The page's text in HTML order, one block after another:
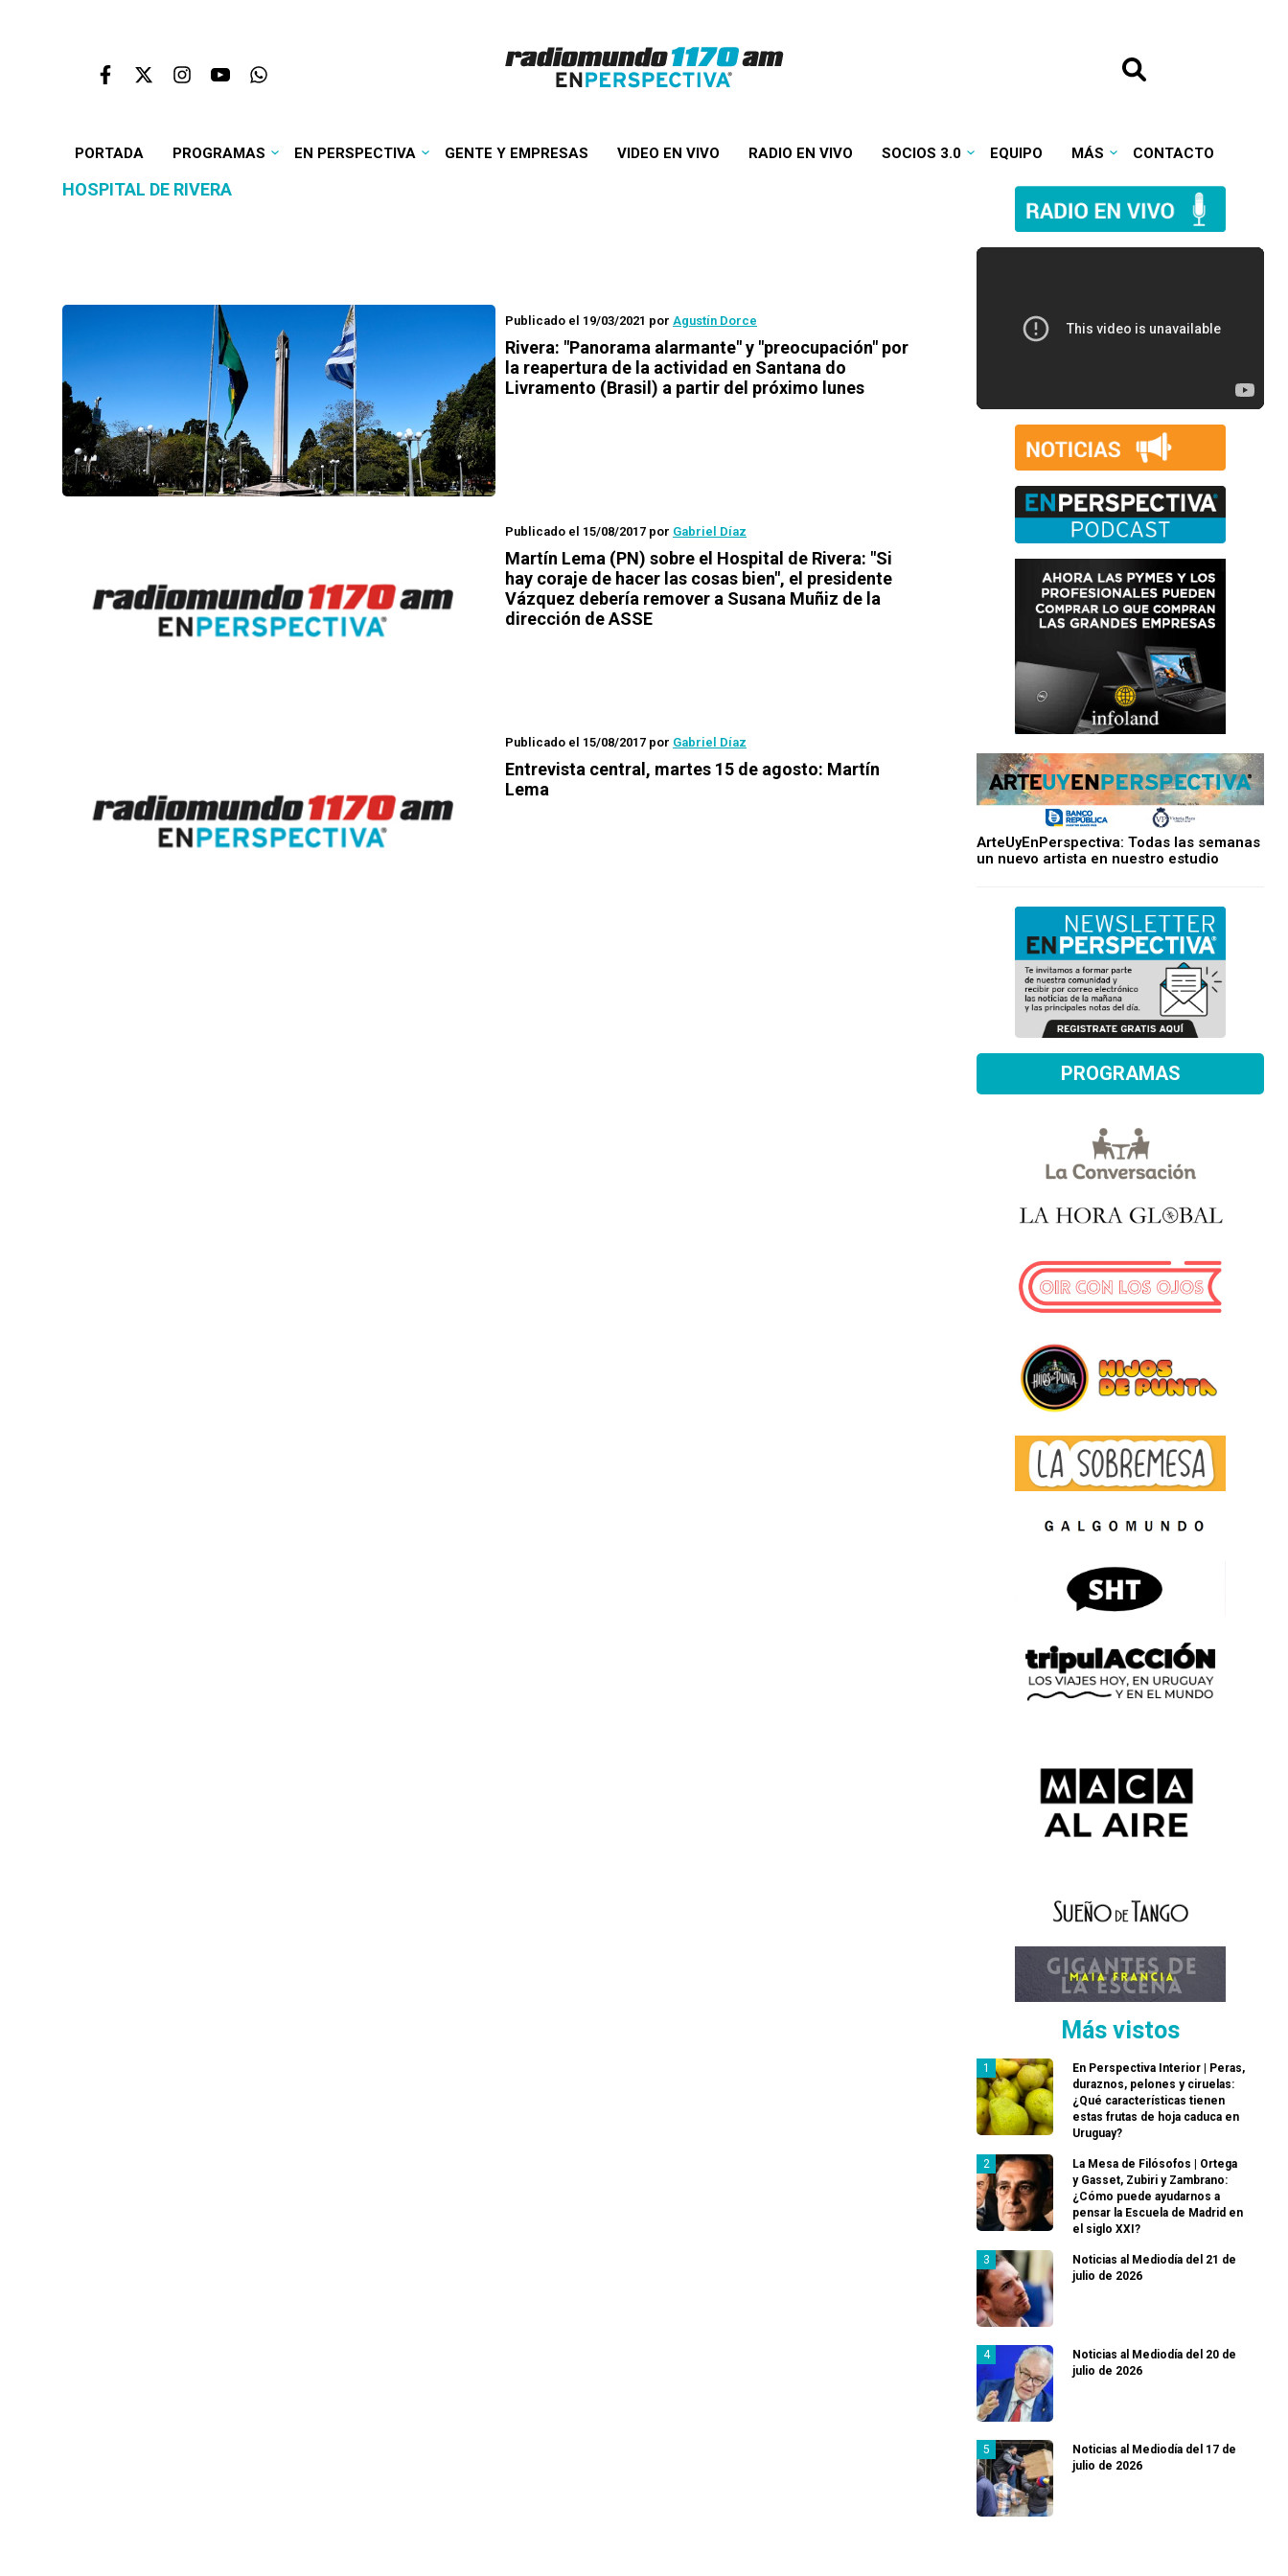
PORTADA PROGRAMAS EN PERSPECTIVA GENTE Y EMPRESAS VIDEO EN VIVO RADIO EN VIVO SOCIOS 3.0 EQUIPO MÁS CONTACTO
HOSPITAL DE RIVERA
Publicado el 19/03/2021 por Agustín Dorce
Rivera: "Panorama alarmante" y "preocupación" por
la reapertura de la actividad en Santana do
Livramento (Brasil) a partir del próximo lunes
Publicado el 15/08/2017 por Gabriel Díaz
Martín Lema (PN) sobre el Hospital de Rivera: "Si
hay coraje de hacer las cosas bien", el presidente
Vázquez debería remover a Susana Muñiz de la
dirección de ASSE
Publicado el 15/08/2017 por Gabriel Díaz
Entrevista central, martes 15 de agosto: Martín
Lema
ArteUyEnPerspectiva: Todas las semanas
un nuevo artista en nuestro estudio
PROGRAMAS
Más vistos
En Perspectiva Interior | Peras,
duraznos, pelones y ciruelas:
¿Qué características tienen
estas frutas de hoja caduca en
Uruguay?
La Mesa de Filósofos | Ortega
y Gasset, Zubiri y Zambrano:
¿Cómo puede ayudarnos a
pensar la Escuela de Madrid en
el siglo XXI?
Noticias al Mediodía del 21 de
julio de 2026
Noticias al Mediodía del 20 de
julio de 2026
Noticias al Mediodía del 17 de
julio de 2026